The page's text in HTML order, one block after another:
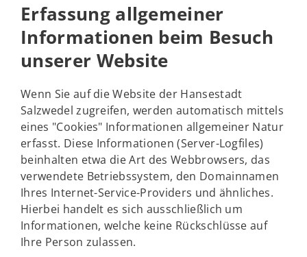
Erfassung allgemeiner
Informationen beim Besuch
unserer Website
Wenn Sie auf die Website der Hansestadt
Salzwedel zugreifen, werden automatisch mittels
eines "Cookies" Informationen allgemeiner Natur
erfasst. Diese Informationen (Server-Logfiles)
beinhalten etwa die Art des Webbrowsers, das
verwendete Betriebssystem, den Domainnamen
Ihres Internet-Service-Providers und ähnliches.
Hierbei handelt es sich ausschließlich um
Informationen, welche keine Rückschlüsse auf
Ihre Person zulassen.